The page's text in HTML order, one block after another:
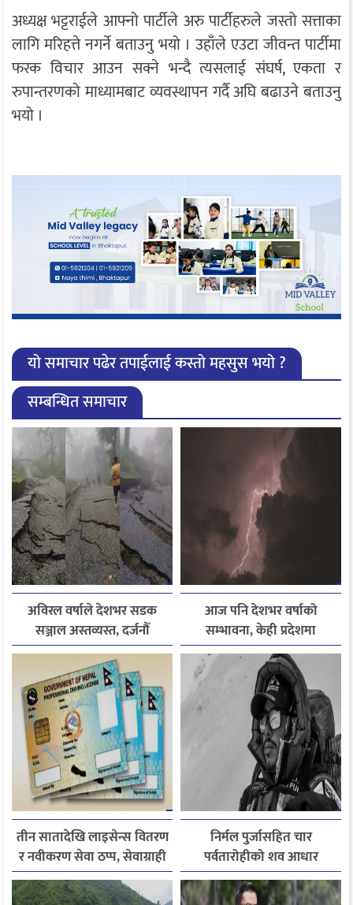
अध्यक्ष भट्टराईले आफ्नो पार्टीले अरु पार्टीहरुले जस्तो सत्ताका
लागि मरिहत्ते नगर्ने बताउनु भयो । उहाँले एउटा जीवन्त पार्टीमा
फरक विचार आउन सक्ने भन्दै त्यसलाई संघर्ष, एकता र
रुपान्तरणको माध्यामबाट व्यवस्थापन गर्दै अघि बढाउने बताउनु
भयो ।
यो समाचार पढेर तपाईलाई कस्तो महसुस भयो ?
सम्बन्धित समाचार
अविरल वर्षाले देशभर सडक
सञ्जाल अस्तव्यस्त, दर्जनौँ
राजमार्ग अवरुद्ध
आज पनि देशभर वर्षाको
सम्भावना, केही प्रदेशमा
भारीदेखि धेरै भारी वर्षा हुने
चेतावनी
तीन सातादेखि लाइसेन्स वितरण
र नवीकरण सेवा ठप्प, सेवाग्राही
सास्तीमा
निर्मल पुर्जासहित चार
पर्वतारोहीको शव आधार
शिविरमा ल्याइयो, तीन अझै
बेपत्ता